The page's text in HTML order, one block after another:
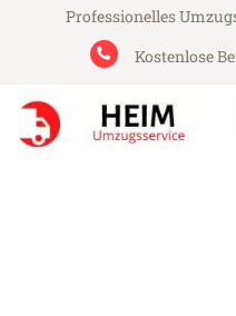
Professionelles
Kostenlose